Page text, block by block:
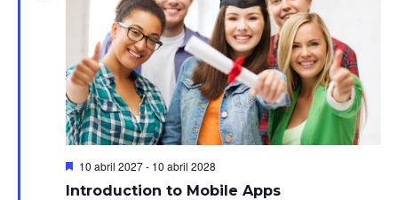
y
de
Introduction to Mobile Apps
Destacado
10 abril 2027- 10 abril 2028